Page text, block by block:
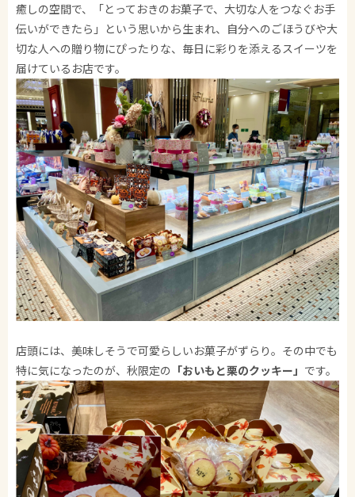
癒しの空間で、「とっておきのお菓子で、大切な人をつなぐお手
伝いができたら」という思いから生まれ、自分へのごほうびや大
切な人への贈り物にぴったりな、毎日に彩りを添えるスイーツを
届けているお店です。
店頭には、美味しそうで可愛らしいお菓子がずらり。その中でも
特に気になったのが、秋限定の 「おいもと栗のクッキー」 です。